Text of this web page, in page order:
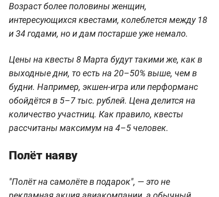
Возраст более половины женщин,
интересующихся квестами, колеблется между 18
и 34 годами, но и дам постарше уже немало.
Цены на квесты 8 Марта будут такими же, как в
выходные дни, то есть на 20–50% выше, чем в
будни. Например, экшен-игра или перформанс
обойдётся в 5–7 тыс. рублей. Цена делится на
количество участниц. Как правило, квесты
рассчитаны максимум на 4–5 человек.
Полёт наяву
"Полёт на самолёте в подарок", — это не